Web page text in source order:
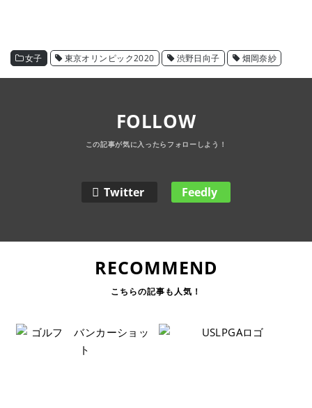
女子 東京オリンピック2020 渋野日向子 畑岡奈紗
FOLLOW
Twitter Feedly
RECOMMEND